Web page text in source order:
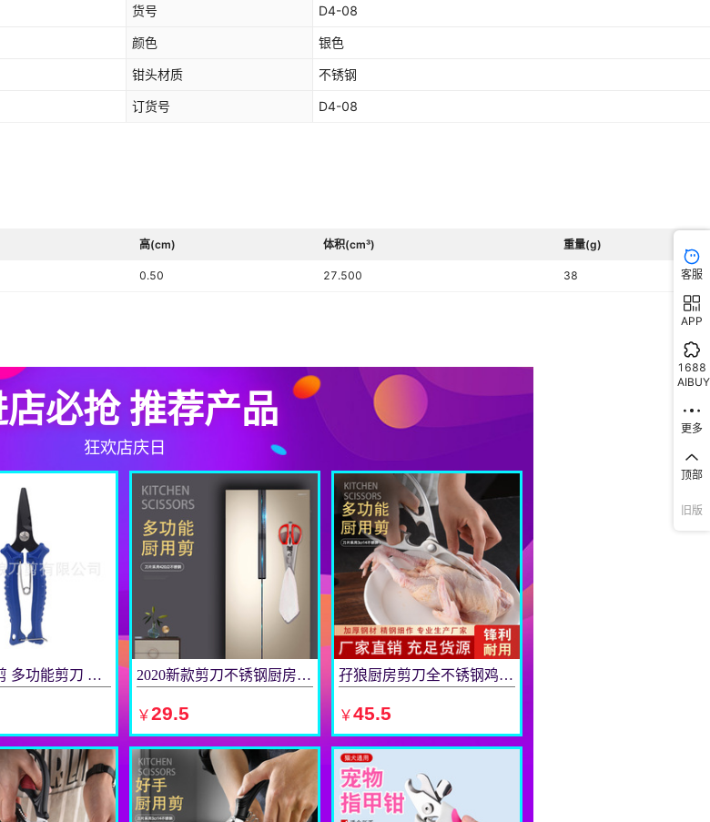
货号 D4-08
颜色 银色
钳头材质 不锈钢
订货号 D4-08
高(cm) 体积(cm³) 重量(g)
0.50 27.500 38 客服
APP
1688
AIBUY
更多
顶部
旧版